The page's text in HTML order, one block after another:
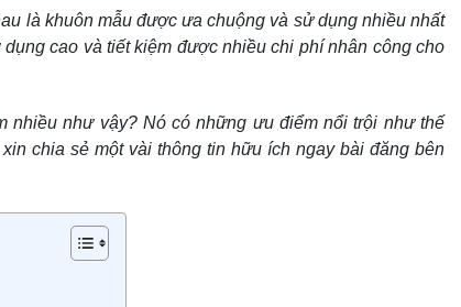
là khuôn mẫu được ưa chuộng và sử dụng nhiều nhất
cao và tiết kiệm được nhiều chi phí nhân công cho
nhiều như vậy? Nó có những ưu điểm nổi trội như thế
xin chia sẻ một vài thông tin hữu ích ngay bài đăng bên